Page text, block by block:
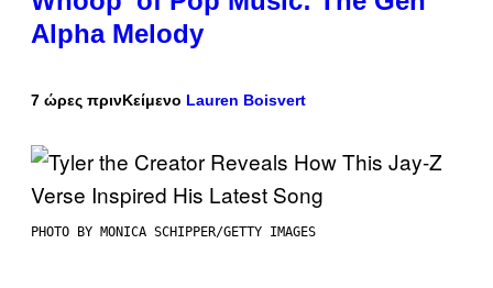
Alpha Melody
7 ώρες πρινΚείμενο Lauren Boisvert
PHOTO BY MONICA SCHIPPER/GETTY IMAGES